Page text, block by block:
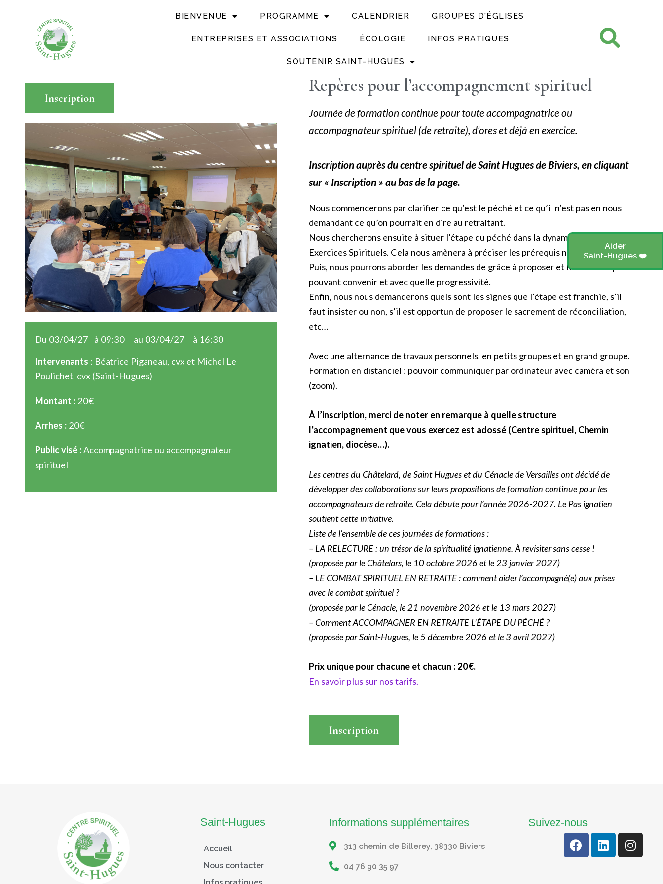
BIENVENUE PROGRAMME CALENDRIER GROUPES D’ÉGLISES
ENTREPRISES ET ASSOCIATIONS ÉCOLOGIE INFOS PRATIQUES
SOUTENIR SAINT-HUGUES
Aider
Saint-Hugues ❤️
Inscription
Du 03/04/27 à 09:30 au 03/04/27 à 16:30
Intervenants : Béatrice Piganeau, cvx et Michel Le
Poulichet, cvx (Saint-Hugues)
Montant : 20€
Arrhes : 20€
Public visé :Accompagnatrice ou accompagnateur
spirituel
Repères pour l’accompagnement spirituel
Journée de formation continue pour toute accompagnatrice ou
accompagnateur spirituel (de retraite), d’ores et déjà en exercice.
Inscription auprès du centre spirituel de Saint Hugues de Biviers, en cliquant
sur « Inscription » au bas de la page.
Nous commencerons par clarifier ce qu’est le péché et ce qu’il n’est pas en nous
demandant ce qu’on pourrait en dire au retraitant.
Nous chercherons ensuite à situer l’étape du péché dans la dynamique des
Exercices Spirituels. Cela nous amènera à préciser les prérequis nécessaires.
Puis, nous pourrons aborder les demandes de grâce à proposer et les textes à prier
pouvant convenir et avec quelle progressivité.
Enfin, nous nous demanderons quels sont les signes que l’étape est franchie, s’il
faut insister ou non, s’il est opportun de proposer le sacrement de réconciliation,
etc…
Avec une alternance de travaux personnels, en petits groupes et en grand groupe.
Formation en distanciel : pouvoir communiquer par ordinateur avec caméra et son
(zoom).
À l’inscription, merci de noter en remarque à quelle structure
l’accompagnement que vous exercez est adossé (Centre spirituel, Chemin
ignatien, diocèse…).
Les centres du Châtelard, de Saint Hugues et du Cénacle de Versailles ont décidé de
développer des collaborations sur leurs propositions de formation continue pour les
accompagnateurs de retraite. Cela débute pour l’année 2026-2027. Le Pas ignatien
soutient cette initiative.
Liste de l’ensemble de ces journées de formations :
– LA RELECTURE : un trésor de la spiritualité ignatienne. À revisiter sans cesse !
(proposée par le Châtelars, le 10 octobre 2026 et le 23 janvier 2027)
– LE COMBAT SPIRITUEL EN RETRAITE : comment aider l’accompagné(e) aux prises
avec le combat spirituel ?
(proposée par le Cénacle, le 21 novembre 2026 et le 13 mars 2027)
– Comment ACCOMPAGNER EN RETRAITE L’ÉTAPE DU PÉCHÉ ?
(proposée par Saint-Hugues, le 5 décembre 2026 et le 3 avril 2027)
Prix unique pour chacune et chacun : 20€.
En savoir plus sur nos tarifs.
Inscription
Saint-Hugues
Accueil
Nous contacter
Informations supplémentaires
313 chemin de Billerey, 38330 Biviers
04 76 90 35 97
Suivez-nous